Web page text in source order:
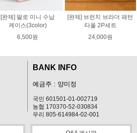
[완제] 팔로 미니 수납
케이스(3color)
6,500원
[완제] 브런치 브라더 패턴
타올 2P세트
24,000원
BANK INFO
예금주 : 양미정
국민 601501-01-002719
농협 170370-52-030834
우리 805-614984-02-001